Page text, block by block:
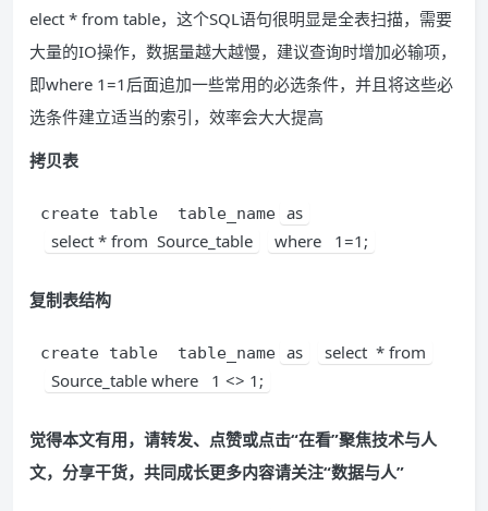
elect * from table，这个SQL语句很明显是全表扫描，需要
大量的IO操作，数据量越大越慢，建议查询时增加必输项，
即where 1=1后面追加一些常用的必选条件，并且将这些必
选条件建立适当的索引，效率会大大提高
拷贝表
create table  table_name as
select * from  Source_table
where   1=1;
复制表结构
create table  table_name as
select  * from
Source_table where   1 <> 1;
觉得本文有用，请转发、点赞或点击“在看”聚焦技术与人
文，分享干货，共同成长更多内容请关注“数据与人”